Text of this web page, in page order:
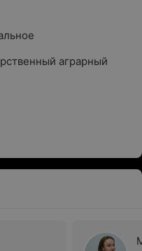
аграрный